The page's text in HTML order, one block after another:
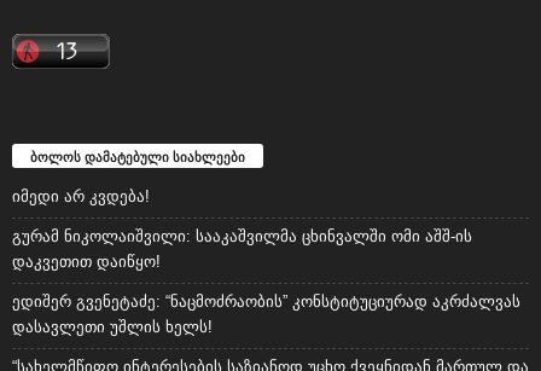
ბოლოს დამატებული სიახლეები
იმედი არ კვდება!
გურამ ნიკოლაიშვილი: სააკაშვილმა ცხინვალში ომი აშშ-ის
დაკვეთით დაიწყო!
ედიშერ გვენეტაძე: “ნაცმოძრაობის” კონსტიტუციურად აკრძალვას
დასავლეთი უშლის ხელს!
“სახელმწიფო ინტერესების საზიანოდ უცხო ქვეყნიდან მართულ და